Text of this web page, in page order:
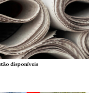
disponíveis